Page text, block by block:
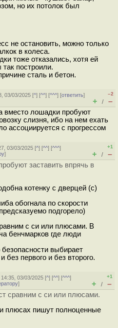
но их потолок был
не остановить, можно только
в колеса.
тоже отказались, хотя ей
построили.
сталь и бетон.
03/03/2025 [^] [^^] [^^^] [ответить]
–2
+ / –
вместо лошадки пробуют
слизня, ибо на нем ехать
ассоциируется с прогрессом
03/03/2025 [^] [^^] [^^^]
]
+1
+ / –
заставить впрячь в
котенку с дверцей (с)
обогнала по скорости
подгорело)
с си или плюсами. В
бенчмарков где люди
выбирает
без первого и без второго.
14:35, 03/03/2025 [^] [^^] [^^^]
]
+1
+ / –
сравним с си или плюсами.
плюсах пишут полноценные